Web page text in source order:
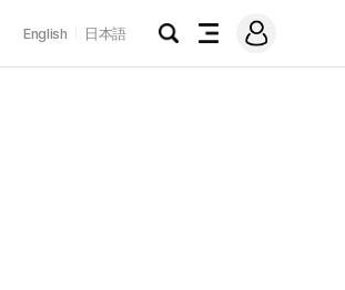
English 日本語
검
전
메
그